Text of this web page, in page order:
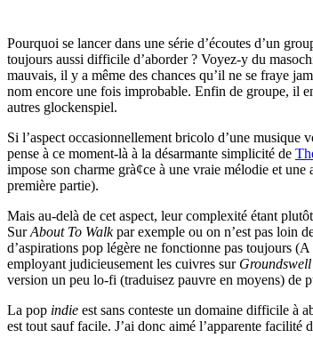
Pourquoi se lancer dans une série d’écoutes d’un
toujours aussi difficile d’aborder ? Voyez-y du
mauvais, il y a même des chances qu’il ne se fraye
nom encore une fois improbable. Enfin de groupe, il
autres glockenspiel.
Si l’aspect occasionnellement bricolo d’une
pense à ce moment-là à la désarmante simplicité de
impose son charme grà¢ce à une vraie mélodie et
première partie).
Mais au-delà de cet aspect, leur complexité étant
SurAbout To Walkpar exemple ou on n’est pas loin
d’aspirations pop légère ne fonctionne pas toujours
employant judicieusement les cuivres sur Groundswell
version un peu lo-fi (traduisez pauvre en moyens) de
La pop indie est sans conteste un domaine difficile à
est tout sauf facile. J’ai donc aimé l’apparente facilité